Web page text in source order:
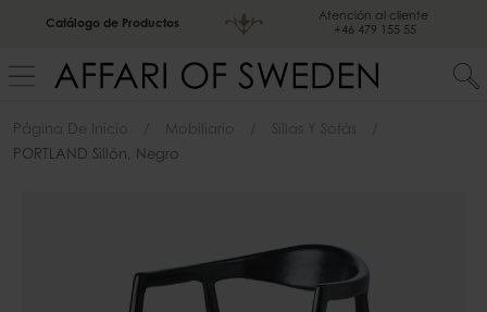
Catálogo de Productos
Atención al cliente
+46 479 155 55
Página De Inicio Mobiliario
PORTLAND Sillón, Negro